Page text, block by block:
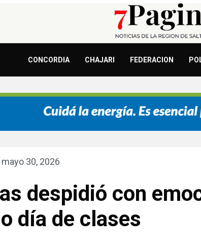
CONCORDIA CHAJARI FEDERACION
mayo 30, 2026
despidió con
día de clases